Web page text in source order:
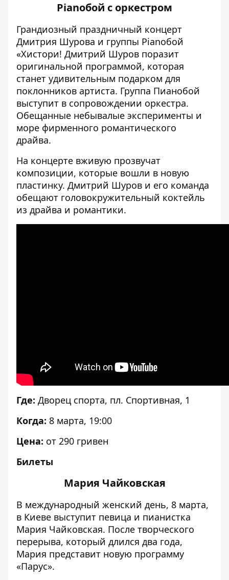
Pianoбой с оркестром
Грандиозный праздничный концерт
Дмитрия Шурова и группы Pianoбой
«Хистори! Дмитрий Шуров поразит
оригинальной программой, которая
станет удивительным подарком для
поклонников артиста. Группа Пианобой
выступит в сопровождении оркестра.
Обещанные небывалые эксперименты и
море фирменного романтического
драйва.
На концерте вживую прозвучат
композиции, которые вошли в новую
пластинку. Дмитрий Шуров и его команда
обещают головокружительный коктейль
из драйва и романтики.
Где: Дворец спорта, пл. Спортивная, 1
Когда: 8 марта, 19:00
Цена: от 290 гривен
Билеты
Мария Чайковская
В международный женский день, 8 марта,
в Киеве выступит певица и пианистка
Мария Чайковская. После творческого
перерыва, который длился два года,
Мария представит новую программу
«Парус».